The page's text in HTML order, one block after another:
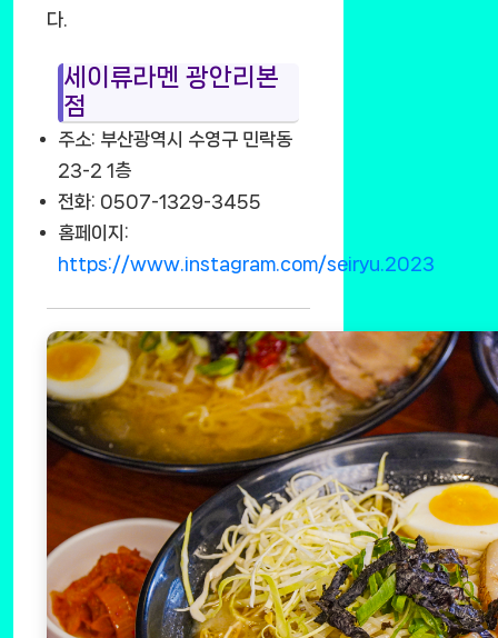
다.
세이류라멘 광안리본
점
주소: 부산광역시 수영구 민락동
23-2 1층
전화: 0507-1329-3455
홈페이지:
https://www.instagram.com/seiryu.2023